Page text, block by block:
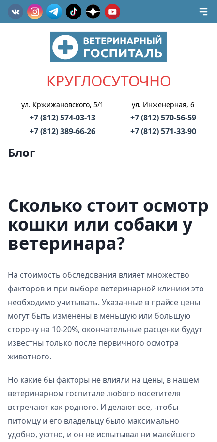
КРУГЛОСУТОЧНО
ул. Кржижановского, 5/1
+7 (812) 574-03-13
+7 (812) 389-66-26
ул. Инженерная, 6
+7 (812) 570-56-59
+7 (812) 571-33-90
Блог
Сколько стоит осмотр
кошки или собаки у
ветеринара?
На стоимость обследования влияет множество
факторов и при выборе ветеринарной клиники это
необходимо учитывать. Указанные в прайсе цены
могут быть изменены в меньшую или большую
сторону на 10-20%, окончательные расценки будут
известны только после первичного осмотра
животного.
Но какие бы факторы не влияли на цены, в нашем
ветеринарном госпитале любого посетителя
встречают как родного. И делают все, чтобы
питомцу и его владельцу было максимально
удобно, уютно, и он не испытывал ни малейшего